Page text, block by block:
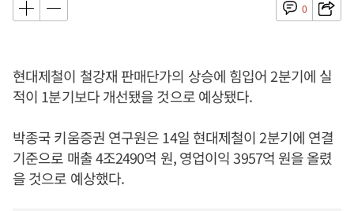
0
현대제철이 철강재 판매단가의 상승에 힘입어 2분기에 실
적이 1분기보다 개선됐을 것으로 예상됐다.
박종국 키움증권 연구원은 14일 현대제철이 2분기에 연결
기준으로 매출 4조2490억 원, 영업이익 3957억 원을 올렸
을 것으로 예상했다.